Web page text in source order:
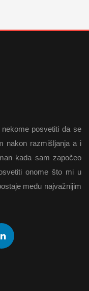
posvetiti da se
nakon razmišljanja a i
kada sam započeo
onome što mi u
među najvažnijim